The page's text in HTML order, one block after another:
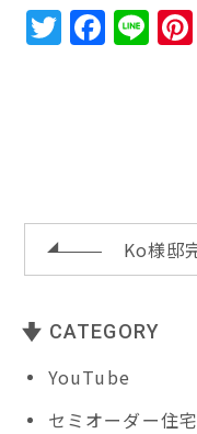
T
w
F
a
o
k
Li
n
CATEGORY
YouTube
セミオーダー住宅